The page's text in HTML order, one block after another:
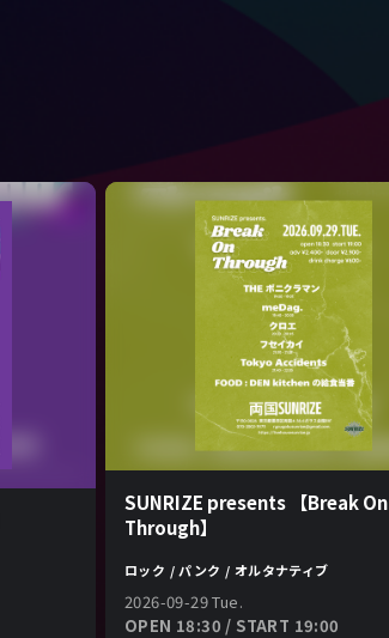
SUNRIZE presents 【Break On
Through】
ロック / パンク / オルタナティブ
2026-09-29 Tue.
OPEN 18:30 / START 19:00